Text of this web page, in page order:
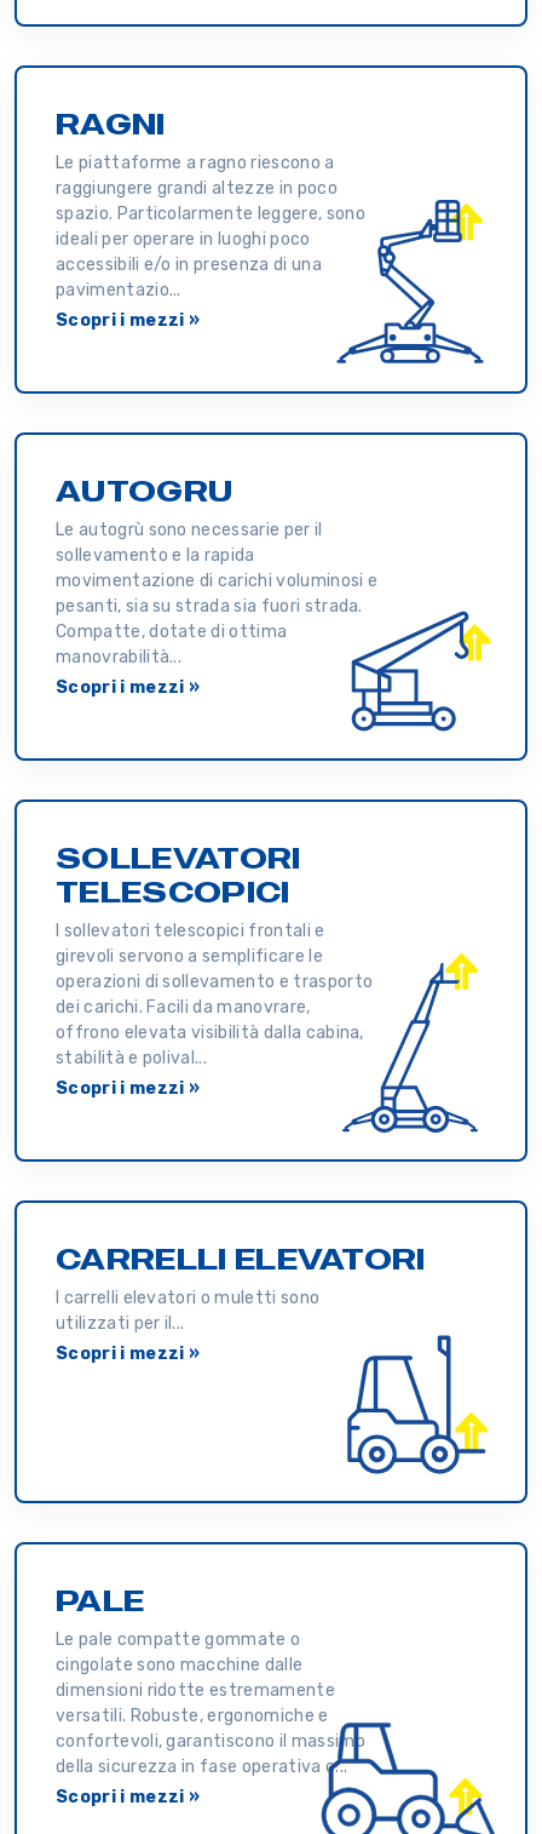
RAGNI
Le piattaforme a ragno riescono a
raggiungere grandi altezze in poco
spazio. Particolarmente leggere, sono
ideali per operare in luoghi poco
accessibili e/o in presenza di una
pavimentazio...
Scopri i mezzi »
AUTOGRU
Le autogrù sono necessarie per il
sollevamento e la rapida
movimentazione di carichi voluminosi e
pesanti, sia su strada sia fuori strada.
Compatte, dotate di ottima
manovrabilità...
Scopri i mezzi »
SOLLEVATORI
TELESCOPICI
I sollevatori telescopici frontali e
girevoli servono a semplificare le
operazioni di sollevamento e trasporto
dei carichi. Facili da manovrare,
offrono elevata visibilità dalla cabina,
stabilità e polival...
Scopri i mezzi »
CARRELLI ELEVATORI
I carrelli elevatori o muletti sono
utilizzati per il...
Scopri i mezzi »
PALE
Le pale compatte gommate o
cingolate sono macchine dalle
dimensioni ridotte estremamente
versatili. Robuste, ergonomiche e
confortevoli, garantiscono il massimo
della sicurezza in fase operativa c...
Scopri i mezzi »